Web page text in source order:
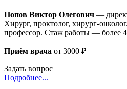
Попов Виктор Олегович —
Хирург, проктолог, хирург-
профессор. Стаж работы — более
Приём врача от 3000 ₽
Задать вопрос
Подробнее...